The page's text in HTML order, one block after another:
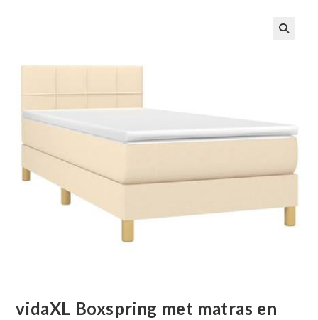
vidaXL Boxspring met matras en